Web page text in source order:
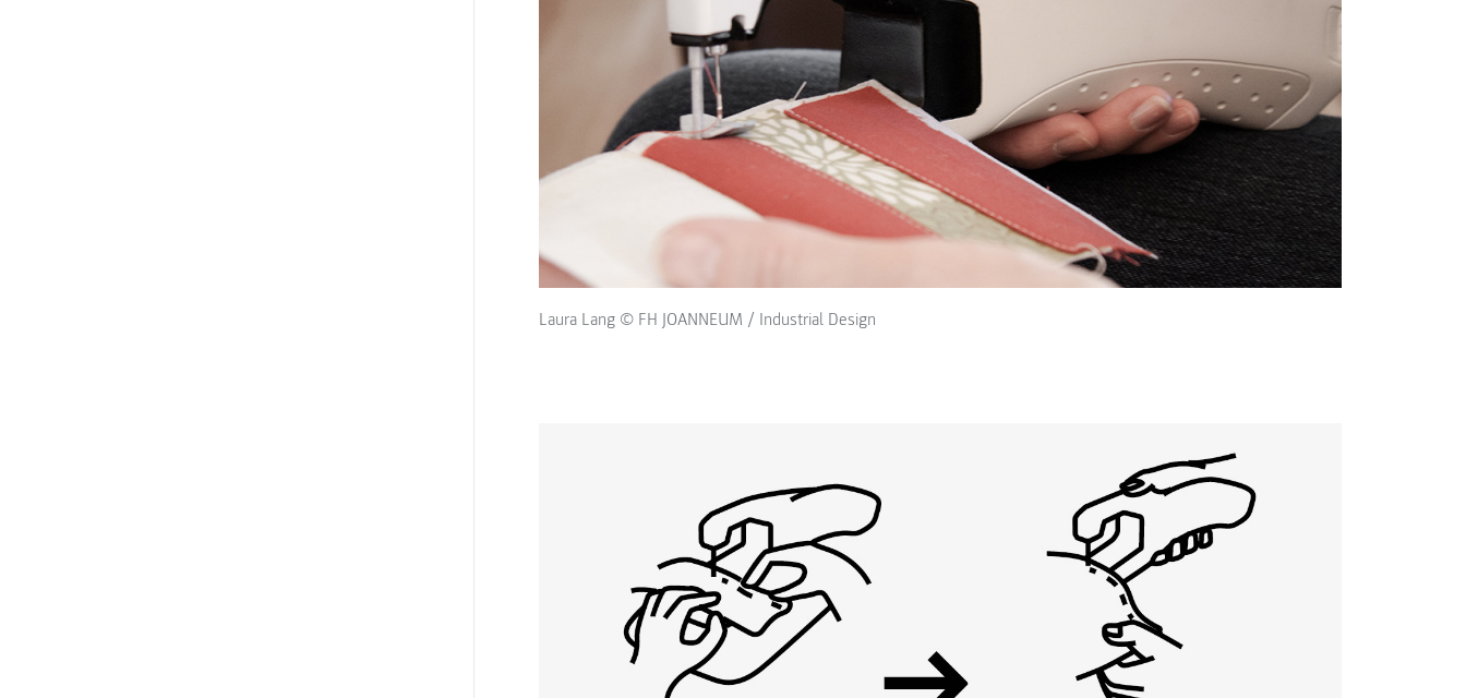
Laura Lang © FH JOANNEUM / Industrial Design